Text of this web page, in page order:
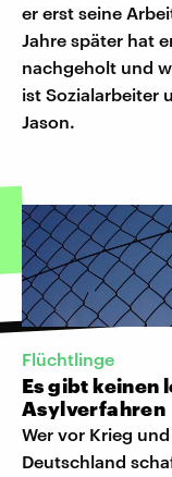
er erst seine
Jahre später hat
nachgeholt und
ist Sozialarbeiter
Jason.
Flüchtlinge
Es gibt keinen
Asylverfahren
Wer vor Krieg
Deutschland